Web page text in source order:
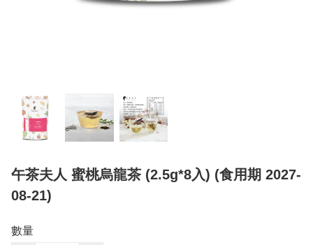
午茶夫人 蜜桃烏龍茶 (2.5g*8入) (食用期 2027-
08-21)
數量